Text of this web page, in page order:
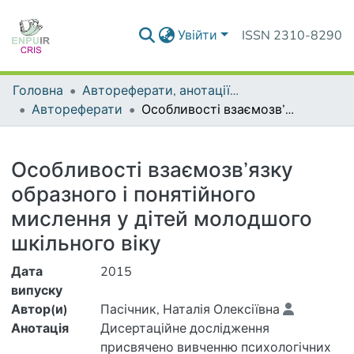
Увійти ISSN 2310-8290
Головна
Автореферати, анотації до дисертацій та дисертації
Автореферати
Особливості взаємозв’язку образного і понятійного мислення у дітей молодшого шкільного віку
Особливості взаємозв’язку
образного і понятійного
мислення у дітей молодшого
шкільного віку
Дата
випуску
2015
Автор(и)
Пасічник, Наталія Олексіївна
Анотація
Дисертаційне дослідження
присвячено вивченню психологічних